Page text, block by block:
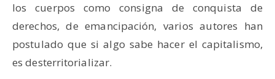
los cuerpos como consigna de conquista de
derechos, de emancipación, varios autores han
postulado que si algo sabe hacer el capitalismo,
es desterritorializar.